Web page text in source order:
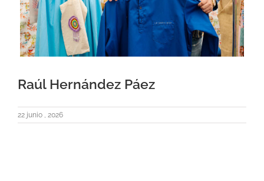
Raúl Hernández Páez
22 junio , 2026